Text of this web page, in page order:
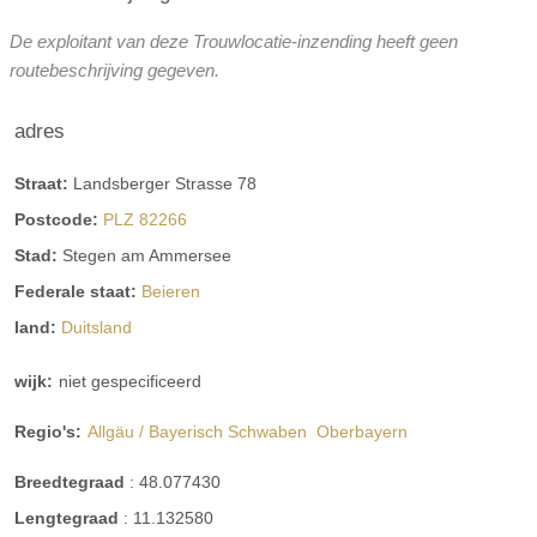
Terras aan het meer
Op het terras aan het meer is plaats voor maximaal 250
plaatsen beschikbaar.
kapel bruiloft in de buitenlucht
prijsniveau
Openingstijden voor huwelijksrecepties:
De hele dag geopend
De hele dag geopend
De exploitant van deze Trouwlocatie-inzending heeft geen
routebeschrijving gegeven.
adres
Straat: Landsberger Strasse 78
Postcode: PLZ 82266
Stad: Stegen am Ammersee
Federale staat: Beieren
land: Duitsland
wijk: niet gespecificeerd
Regio's: Allgäu / Bayerisch Schwaben Oberbayern
Breedtegraad : 48.077430
Lengtegraad : 11.132580